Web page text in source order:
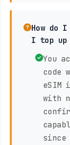
How do
I top
You
code
eSIM
with
since